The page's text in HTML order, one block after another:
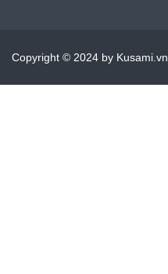
Copyright © 2024 by Kusami.vn